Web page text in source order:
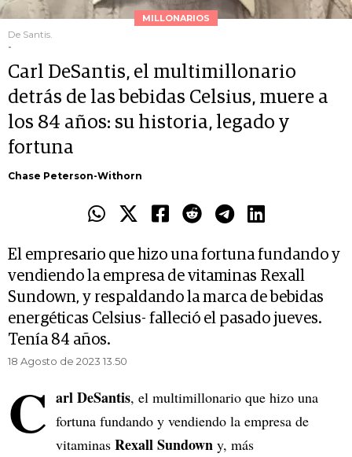
MILLONARIOS
De Santis.
-
Carl DeSantis, el multimillonario
detrás de las bebidas Celsius, muere a
los 84 años: su historia, legado y
fortuna
Chase Peterson-Withorn
El empresario que hizo una fortuna fundando y
vendiendo la empresa de vitaminas Rexall
Sundown, y respaldando la marca de bebidas
energéticas Celsius- falleció el pasado jueves.
Tenía 84 años.
18 Agosto de 2023 13.50
C arl DeSantis, el multimillonario que hizo una
fortuna fundando y vendiendo la empresa de
vitaminas Rexall Sundown y, más